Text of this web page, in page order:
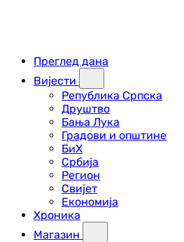
Преглед дана
Вијести
Република Српска
Друштво
Бања Лука
Градови и општине
БиХ
Србија
Регион
Свијет
Економија
Хроника
Магазин